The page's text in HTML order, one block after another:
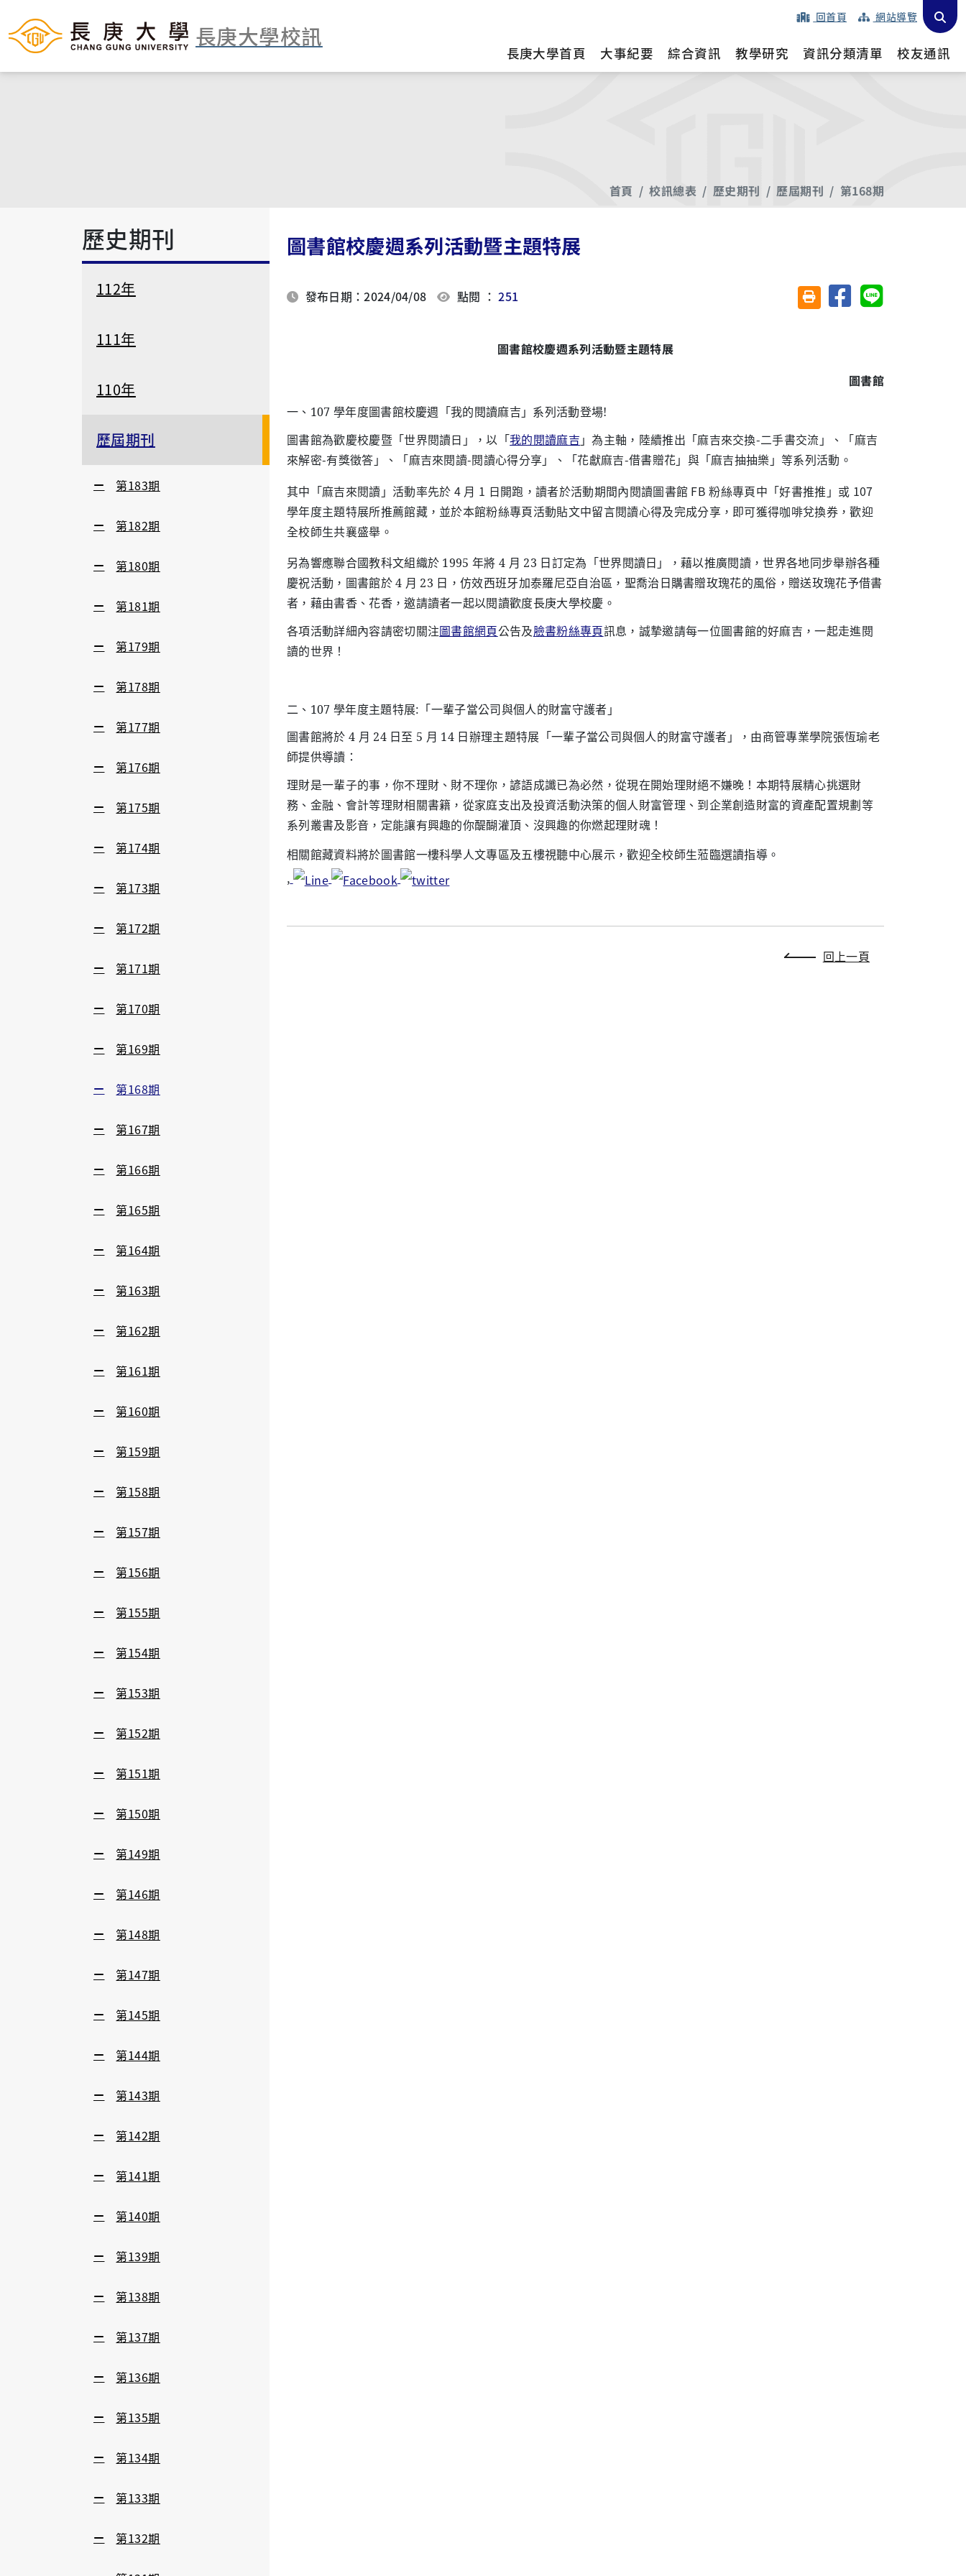
長庚大學校訊
回首頁 網站導覽
長庚大學首頁 大事紀要 綜合資訊 教學研究 資訊分類清單 校友通訊
首頁 校訊總表 歷史期刊 歷屆期刊 第168期
歷史期刊
112年
111年
110年
歷屆期刊
第183期
第182期
第180期
第181期
第179期
第178期
第177期
第176期
第175期
第174期
第173期
第172期
第171期
第170期
第169期
第168期
第167期
第166期
第165期
第164期
第163期
第162期
第161期
第160期
第159期
第158期
第157期
第156期
第155期
第154期
第153期
第152期
第151期
第150期
第149期
第146期
第148期
第147期
第145期
第144期
第143期
第142期
第141期
第140期
第139期
第138期
第137期
第136期
第135期
第134期
第133期
第132期
圖書館校慶週系列活動暨主題特展
發布日期：2024/04/08 點閱 ：251 友善列印(另開視窗)
分享至臉書分享至 Line
圖書館校慶週系列活動暨主題特展
圖書館
一、107 學年度圖書館校慶週「我的閱讀麻吉」系列活動登場!
圖書館為歡慶校慶暨「世界閱讀日」，以「我的閱讀麻吉 」為主軸，陸續推出「麻吉來交換-二手書交流」、「麻吉
來解密-有獎徵答」、「麻吉來閱讀-閱讀心得分享」、「花獻麻吉-借書贈花」與「麻吉抽抽樂」等系列活動。
其中「麻吉來閱讀」活動率先於 4 月 1 日開跑，讀者於活動期間內閱讀圖書館 FB 粉絲專頁中「好書推推」或 107
學年度主題特展所推薦館藏，並於本館粉絲專頁活動貼文中留言閱讀心得及完成分享，即可獲得咖啡兌換券，歡迎
全校師生共襄盛舉。
另為響應聯合國教科文組織於 1995 年將 4 月 23 日訂定為「世界閱讀日」，藉以推廣閱讀，世界各地同步舉辦各種
慶祝活動，圖書館於 4 月 23 日，仿效西班牙加泰羅尼亞自治區，聖喬治日購書贈玫瑰花的風俗，贈送玫瑰花予借書
者，藉由書香、花香，邀請讀者一起以閱讀歡度長庚大學校慶。
各項活動詳細內容請密切關注圖書館網頁公告及臉書粉絲專頁訊息，誠摯邀請每一位圖書館的好麻吉，一起走進閱
讀的世界！
二、107 學年度主題特展:「一輩子當公司與個人的財富守護者」
圖書館將於 4 月 24 日至 5 月 14 日辦理主題特展「一輩子當公司與個人的財富守護者」，由商管專業學院張恆瑜老
師提供導讀：
理財是一輩子的事，你不理財、財不理你，諺語成讖已為必然，從現在開始理財絕不嫌晚！本期特展精心挑選財
務、金融、會計等理財相關書籍，從家庭支出及投資活動決策的個人財富管理、到企業創造財富的資產配置規劃等
系列叢書及影音，定能讓有興趣的你醍醐灌頂、沒興趣的你燃起理財魂！
相關館藏資料將於圖書館一樓科學人文專區及五樓視聽中心展示，歡迎全校師生蒞臨選讀指導。
,
回上一頁